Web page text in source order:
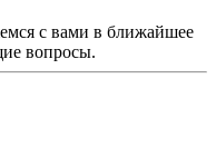
с вами в ближайшее
вопросы.